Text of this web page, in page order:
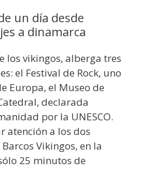
un día desde
a dinamarca
los vikingos, alberga tres
el Festival de Rock, uno
Europa, el Museo de
declarada
por la UNESCO.
atención a los dos
Vikingos, en la
25 minutos de